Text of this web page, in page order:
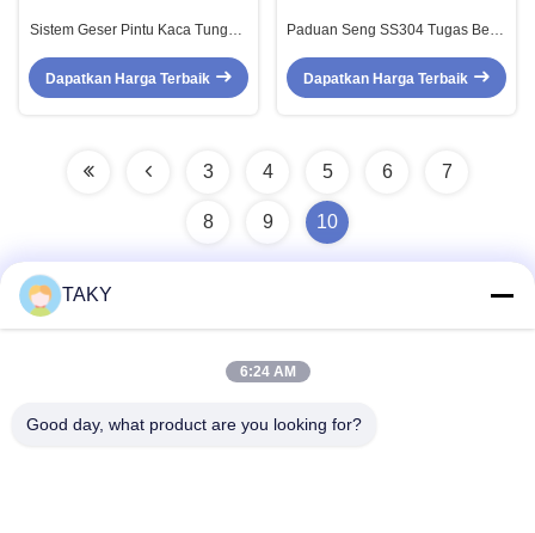
Sistem Geser Pintu Kaca Tunggal
Kaca Aman Tebal 10-12mm
Dapatkan Harga Terbaik
Paduan Seng SS304 Tugas Berat
Keras Geser Pintu Teleskopik
Dapatkan Harga Terbaik
3 4 5 6 7
8 9 10
Alamat
TAKY
6:24 AM
Good day, what product are you looking for?